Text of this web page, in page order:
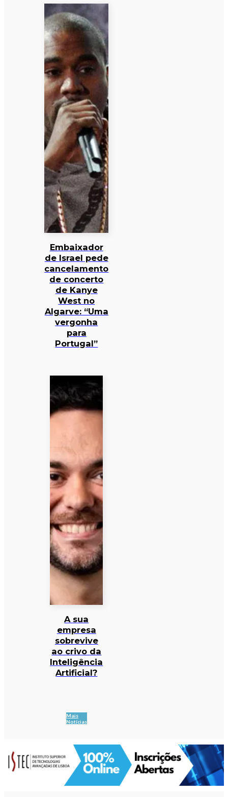
Embaixador
de Israel pede
cancelamento
de concerto
de Kanye
West no
Algarve: “Uma
vergonha
para
Portugal”
A sua
empresa
sobrevive
ao crivo da
Inteligência
Artificial?
Mais
Notícias